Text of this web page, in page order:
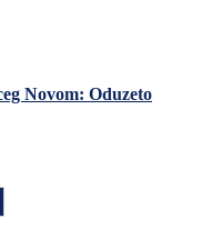
Novom: Oduzeto